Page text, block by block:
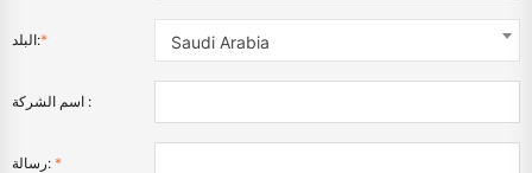
البلد:* Saudi Arabia
اسم الشركة :
رسالة: *